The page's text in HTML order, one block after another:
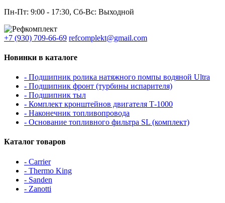
Пн-Пт: 9:00 - 17:30, Сб-Вс: Выходной
+7 (930) 709-66-69 refcomplekt@gmail.com
Новинки в каталоге
- Подшипник ролика натяжного помпы водяной Ultra
- Подшипник фронт (турбины испарителя)
- Подшипник тыл
- Комплект кронштейнов двигателя Т-1000
- Наконечник топливопровода
- Основание топливного фильтра SL (комплект)
Каталог товаров
- Carrier
- Thermo King
- Sanden
- Zanotti